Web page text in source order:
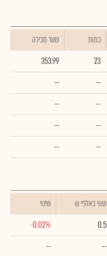
כמות
שער מכירה
23
353.99
--
--
--
--
--
--
--
--
₪ שווי באלפי
שינוי
0.5
-0.02%
--
--